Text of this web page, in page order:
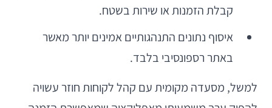
קבלת הזמנות או שירות בשטח.
איסוף נתונים התנהגותיים אמינים יותר מאשר
באתר רספונסיבי בלבד.
למשל, מסעדה מקומית עם קהל לקוחות חוזר עשויה